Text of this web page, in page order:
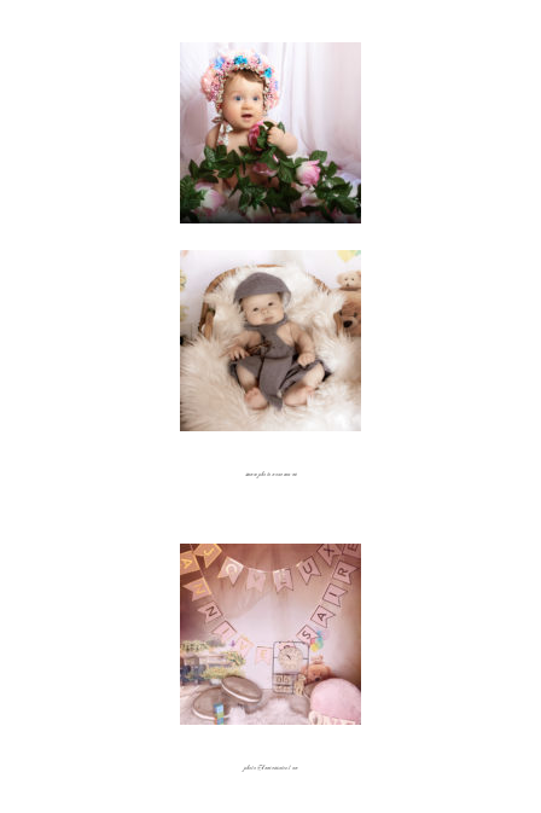
séance photo nouveau-né
photo Anniversaire 1 an